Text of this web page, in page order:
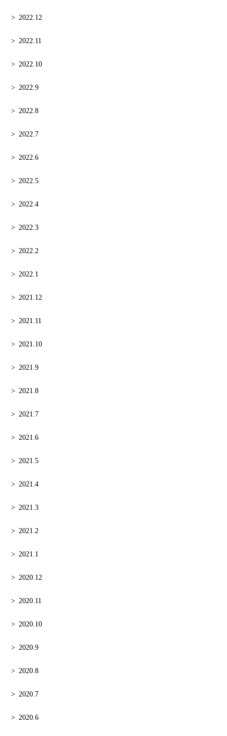
2022.12
2022.11
2022.10
2022.9
2022.8
2022.7
2022.6
2022.5
2022.4
2022.3
2022.2
2022.1
2021.12
2021.11
2021.10
2021.9
2021.8
2021.7
2021.6
2021.5
2021.4
2021.3
2021.2
2021.1
2020.12
2020.11
2020.10
2020.9
2020.8
2020.7
2020.6